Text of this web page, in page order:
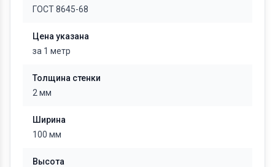
ГОСТ 8645-68
Цена указана
за 1 метр
Толщина стенки
2 мм
Ширина
100 мм
Высота